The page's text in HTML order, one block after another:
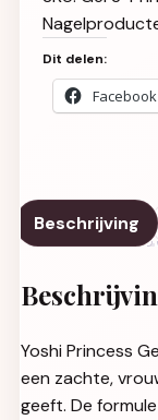
Dit delen:
Facebook
Beschrijving
Yoshi Princess
een zachte,
geeft. De